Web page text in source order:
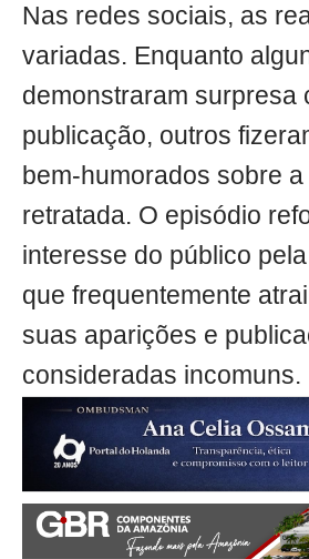
Nas redes sociais, as
variadas. Enquanto
demonstraram surpresa
publicação, outros
bem-humorados sobre
retratada. O episódio
interesse do público
que frequentemente
suas aparições e
consideradas incomuns.